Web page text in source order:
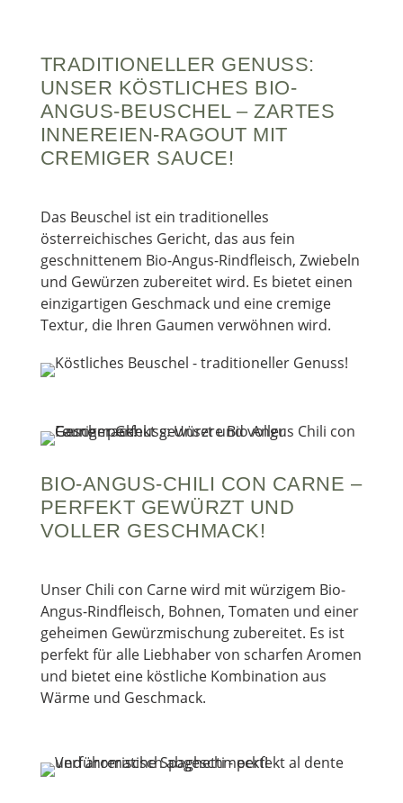
TRADITIONELLER GENUSS:
UNSER KÖSTLICHES BIO-
ANGUS-BEUSCHEL – ZARTES
INNEREIEN-RAGOUT MIT
CREMIGER SAUCE!
Das Beuschel ist ein traditionelles
österreichisches Gericht, das aus fein
geschnittenem Bio-Angus-Rindfleisch, Zwiebeln
und Gewürzen zubereitet wird. Es bietet einen
einzigartigen Geschmack und eine cremige
Textur, die Ihren Gaumen verwöhnen wird.
BIO-ANGUS-CHILI CON CARNE –
PERFEKT GEWÜRZT UND
VOLLER GESCHMACK!
Unser Chili con Carne wird mit würzigem Bio-
Angus-Rindfleisch, Bohnen, Tomaten und einer
geheimen Gewürzmischung zubereitet. Es ist
perfekt für alle Liebhaber von scharfen Aromen
und bietet eine köstliche Kombination aus
Wärme und Geschmack.